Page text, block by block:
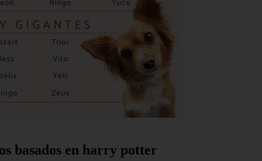
basados en harry potter